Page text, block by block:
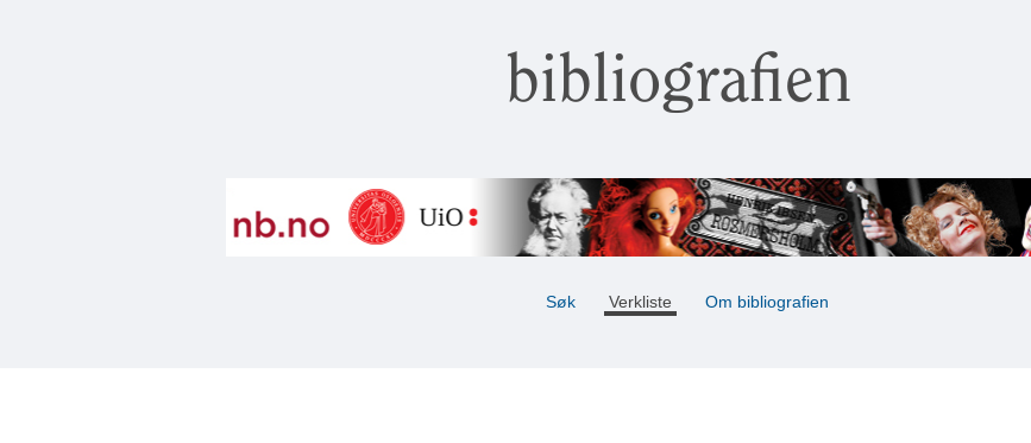
bibliografien
Søk Verkliste Om bibliografien